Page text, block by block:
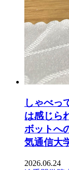
しゃべっ
は感じら
ボットへ
気通信大
2026.06.24